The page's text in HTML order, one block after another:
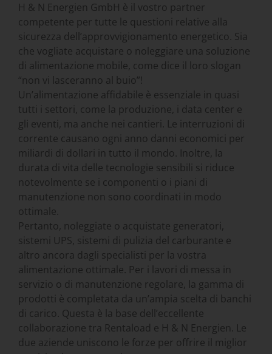
H & N Energien GmbH è il vostro partner
competente per tutte le questioni relative alla
sicurezza dell’approvvigionamento energetico. Sia
che vogliate acquistare o noleggiare una soluzione
di alimentazione mobile, come dice il loro slogan
“non vi lasceranno al buio”!
Un’alimentazione affidabile è essenziale in quasi
tutti i settori, come la produzione, i data center e
gli eventi, ma anche nei cantieri. Le interruzioni di
corrente causano ogni anno danni economici per
miliardi di dollari in tutto il mondo. Inoltre, la
durata di vita delle tecnologie sensibili si riduce
notevolmente se i componenti o i piani di
manutenzione non sono coordinati in modo
ottimale.
Pertanto, noleggiate o acquistate generatori,
sistemi UPS, sistemi di pulizia del carburante e
altro ancora dagli specialisti per la vostra
alimentazione ottimale. Per i lavori di messa in
servizio o di manutenzione regolare, la gamma di
prodotti è completata da un’ampia scelta di banchi
di carico. Questa è la base dell’eccellente
collaborazione tra Rentaload e H & N Energien. Le
due aziende uniscono le forze per offrire il miglior